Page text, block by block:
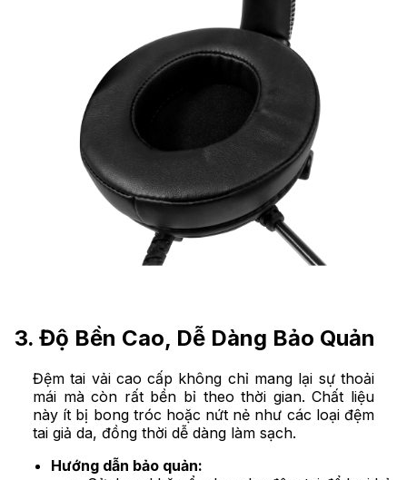
3. Độ Bền Cao, Dễ Dàng Bảo Quản
Đệm tai vải cao cấp không chỉ mang lại sự thoải
mái mà còn rất bền bỉ theo thời gian. Chất liệu
này ít bị bong tróc hoặc nứt nẻ như các loại đệm
tai giả da, đồng thời dễ dàng làm sạch.
Hướng dẫn bảo quản: